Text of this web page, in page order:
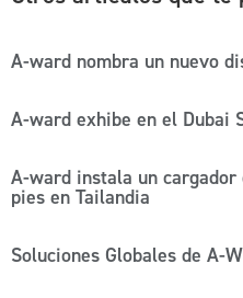
A-ward nombra un nuevo
A-ward exhibe en el Dubai
A-ward instala un cargador
pies en Tailandia
Soluciones Globales de A-